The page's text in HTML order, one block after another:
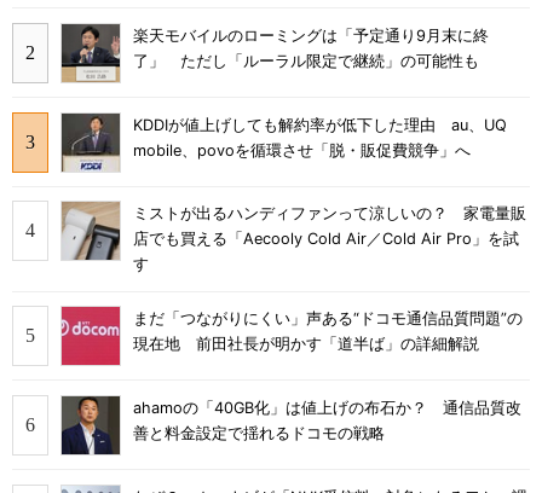
楽天モバイルのローミングは「予定通り9月末に終
了」 ただし「ルーラル限定で継続」の可能性も
KDDIが値上げしても解約率が低下した理由 au、UQ
mobile、povoを循環させ「脱・販促費競争」へ
ミストが出るハンディファンって涼しいの？ 家電量販
店でも買える「Aecooly Cold Air／Cold Air Pro」を試
す
まだ「つながりにくい」声ある“ドコモ通信品質問題”の
現在地 前田社長が明かす「道半ば」の詳細解説
ahamoの「40GB化」は値上げの布石か？ 通信品質改
善と料金設定で揺れるドコモの戦略